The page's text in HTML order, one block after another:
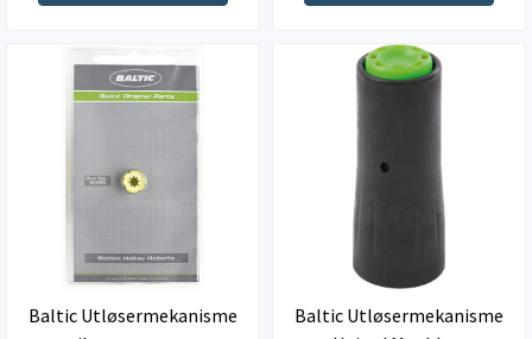
Baltic Utløsermekanisme
Baltic Utløsermekanisme